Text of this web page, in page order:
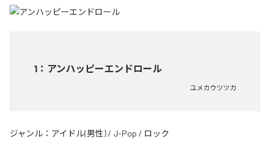
1 ： アンハッピーエンドロール
ユメカウツツカ
ジャンル： アイドル(男性) / J-Pop / ロック